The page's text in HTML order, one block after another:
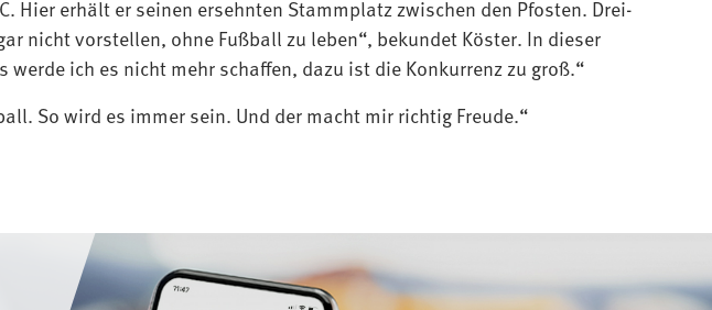
Hier erhält er seinen ersehnten Stammplatz zwischen den Pfosten. Drei-
nicht vorstellen, ohne Fußball zu leben“, bekundet Köster. In dieser
ich es nicht mehr schaffen, dazu ist die Konkurrenz zu groß.“
So wird es immer sein. Und der macht mir richtig Freude.“